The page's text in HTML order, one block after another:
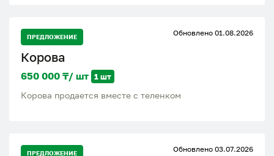
ПРЕДЛОЖЕНИЕ Обновлено 01.08.2026
Корова
650 000 ₸/ шт 1 шт
Корова продается вместе с теленком
ПРЕДЛОЖЕНИЕ Обновлено 03.07.2026